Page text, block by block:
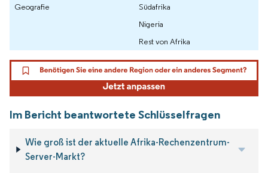
Geografie
Südafrika
Nigeria
Rest von Afrika
Im Bericht beantwortete Schlüsselfragen
Wie groß ist der aktuelle Afrika-Rechenzentrum-
Server-Markt?